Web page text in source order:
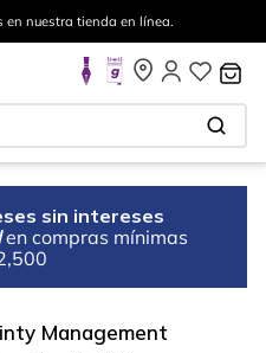
en nuestra tienda en línea.
sin intereses
en compras mínimas
Management